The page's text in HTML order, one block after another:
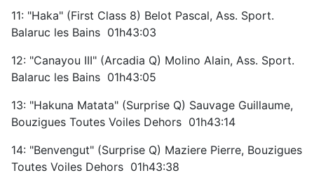
11: "Haka" (First Class 8) Belot Pascal, Ass. Sport.
Balaruc les Bains 01h43:03
12: "Canayou III" (Arcadia Q) Molino Alain, Ass. Sport.
Balaruc les Bains 01h43:05
13: "Hakuna Matata" (Surprise Q) Sauvage Guillaume,
Bouzigues Toutes Voiles Dehors 01h43:14
14: "Benvengut" (Surprise Q) Maziere Pierre, Bouzigues
Toutes Voiles Dehors 01h43:38